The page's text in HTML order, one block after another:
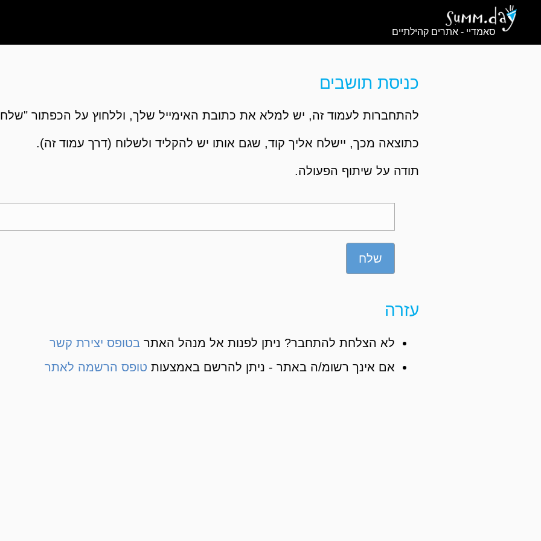
סאמדיי - אתרים קהילתיים
כניסת תושבים
להתחברות לעמוד זה, יש למלא את כתובת האימייל שלך, וללחוץ על הכפתור
כתוצאה מכך, יישלח אליך קוד, שגם אותו יש להקליד ולשלוח (דרך עמוד זה).
תודה על שיתוף הפעולה.
שלח
עזרה
לא הצלחת להתחבר? ניתן לפנות אל מנהל האתר בטופס יצירת קשר
אם אינך רשומ/ה באתר - ניתן להרשם באמצעות טופס הרשמה לאתר